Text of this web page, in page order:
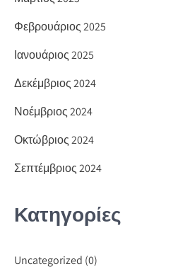
Φεβρουάριος 2025
Ιανουάριος 2025
Δεκέμβριος 2024
Νοέμβριος 2024
Οκτώβριος 2024
Σεπτέμβριος 2024
Κατηγορίες
Uncategorized (0)